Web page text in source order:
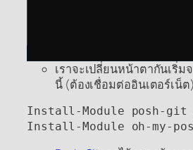
เราจะเปลี่ยนหน้าตากันเริ่
นี้ (ต้องเชื่อมต่ออินเตอร์เน็ต)
Install-Module posh-git
Install-Module oh-my-